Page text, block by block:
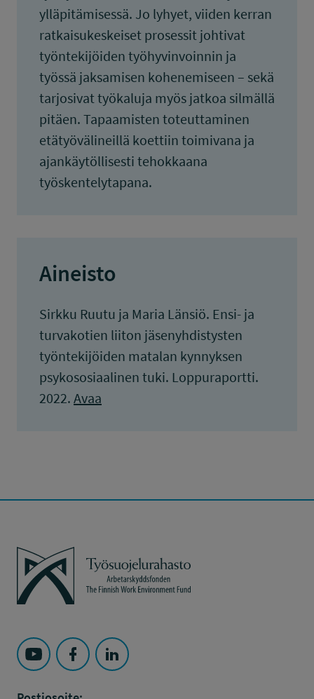
ylläpitämisessä. Jo lyhyet, viiden kerran
ratkaisukeskeiset prosessit johtivat
työntekijöiden työhyvinvoinnin ja
työssä jaksamisen kohenemiseen – sekä
tarjosivat työkaluja myös jatkoa silmällä
pitäen. Tapaamisten toteuttaminen
etätyövälineillä koettiin toimivana ja
ajankäytöllisesti tehokkaana
työskentelytapana.
Aineisto
Sirkku Ruutu ja Maria Länsiö. Ensi- ja
turvakotien liiton jäsenyhdistysten
työntekijöiden matalan kynnyksen
psykososiaalinen tuki. Loppuraportti.
2022. Avaa
Työsuojelurahasto
Seuraa Työsuojelurahasto kohteessa: YouTube
Seuraa Työsuojelurahasto kohteessa:
Seuraa Työsuojelurahasto kohteessa: